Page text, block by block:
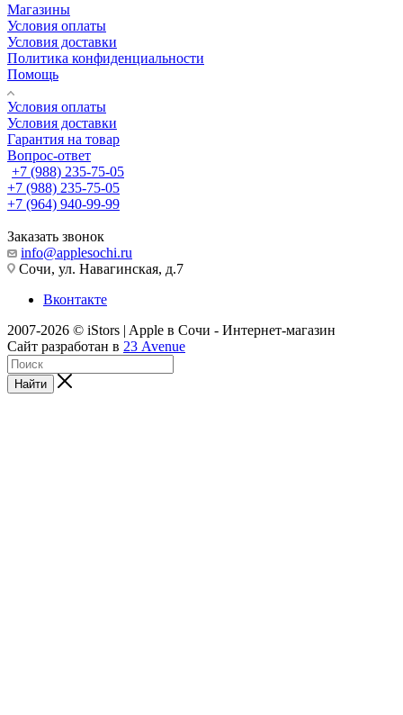
Магазины
Условия оплаты
Условия доставки
Политика конфиденциальности
Помощь
Условия оплаты
Условия доставки
Гарантия на товар
Вопрос-ответ
+7 (988) 235-75-05
+7 (988) 235-75-05
+7 (964) 940-99-99
Заказать звонок
info@applesochi.ru
Сочи, ул. Навагинская, д.7
Вконтакте
2007-2026 © iStors | Apple в Сочи - Интернет-магазин
Сайт разработан в 23 Avenue
Найти